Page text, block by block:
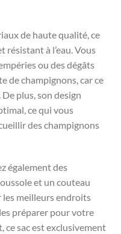
de haute qualité, ce
à l’eau. Vous
ou des dégâts
de champignons, car ce
plus, son design
ce qui vous
des champignons
également des
et un couteau
les meilleurs endroits
préparer pour votre
ce sac est exclusivement